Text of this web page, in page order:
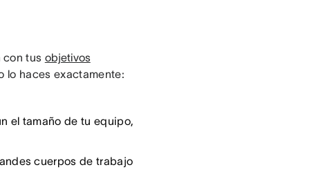
con tus objetivos
lo haces exactamente:
el tamaño de tu equipo,
cuerpos de trabajo